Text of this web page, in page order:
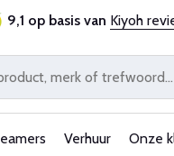
Al 25 jaar
9,1 op basis van Kiyoh
Verhuur Onze